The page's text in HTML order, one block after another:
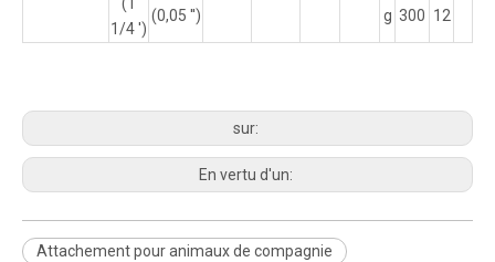
1/4 ')
(0,05 '')
g 300 12
sur:
En vertu d'un:
Attachement pour animaux de compagnie